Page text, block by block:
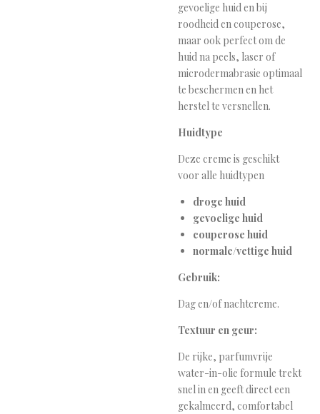
gevoelige huid en bij
roodheid en couperose,
maar ook perfect om de
huid na peels, laser of
microdermabrasie optimaal
te beschermen en het
herstel te versnellen.
Huidtype
Deze creme is geschikt
voor alle huidtypen
droge huid
gevoelige huid
couperose huid
normale/vettige huid
Gebruik:
Dag en/of nachtcreme.
Textuur en geur:
De rijke, parfumvrije
water-in-olie formule trekt
snel in en geeft direct een
gekalmeerd, comfortabel